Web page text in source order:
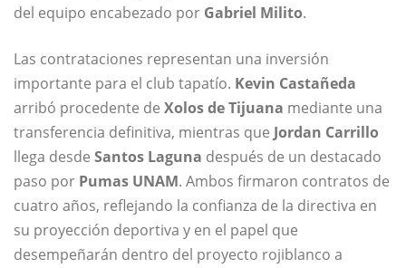
del equipo encabezado por Gabriel Milito.
Las contrataciones representan una inversión
importante para el club tapatío. Kevin Castañeda
arribó procedente de Xolos de Tijuana mediante una
transferencia definitiva, mientras que Jordan Carrillo
llega desde Santos Laguna después de un destacado
paso por Pumas UNAM. Ambos firmaron contratos de
cuatro años, reflejando la confianza de la directiva en
su proyección deportiva y en el papel que
desempeñarán dentro del proyecto rojiblanco a